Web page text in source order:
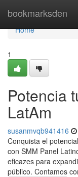
bookmarksden
Home
Home
1
Potencia
LatAm
susanmvqb941416
Conquista el
con SMM Panel
eficazes para
público. Contamos